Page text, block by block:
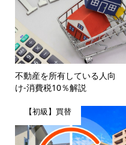
不動産を所有している人向
け-消費税10％解説
【初級】買替